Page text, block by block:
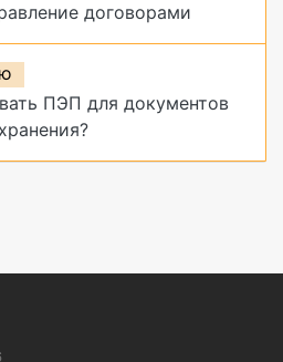
договорами
ПЭП для документов